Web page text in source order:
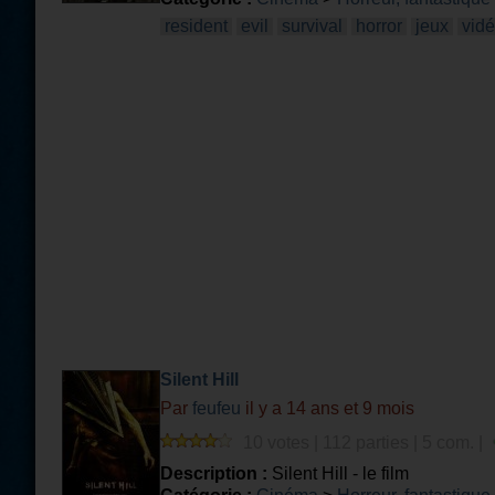
resident
evil survival horror jeux
Silent Hill
Par feufeu il y a 14 ans et 9 mois
Description : Silent Hill - le film